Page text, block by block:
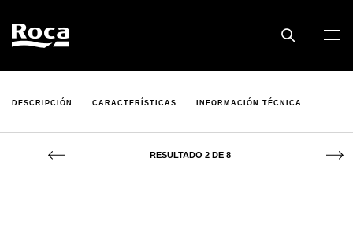
DESCRIPCIÓN CARACTERÍSTICAS INFORMACIÓN TÉCNICA
RESULTADO 2 DE 8